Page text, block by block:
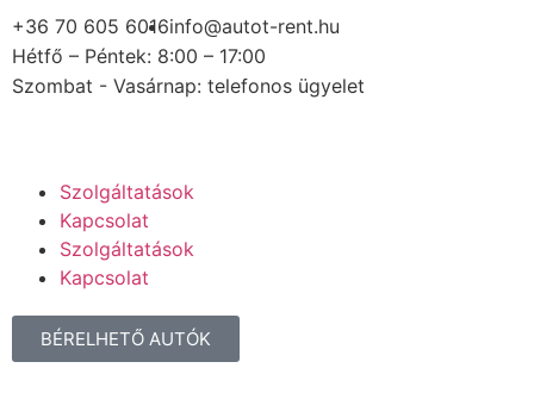
+36 70 605 6016info@autot-rent.hu
Hétfő – Péntek: 8:00 – 17:00
Szombat - Vasárnap: telefonos ügyelet
Szolgáltatások
Kapcsolat
Szolgáltatások
Kapcsolat
BÉRELHETŐ AUTÓK